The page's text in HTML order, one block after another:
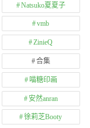
Natsuko夏夏子
vmb
ZinieQ
合集
喵糖印画
安然anran
徐莉芝Booty